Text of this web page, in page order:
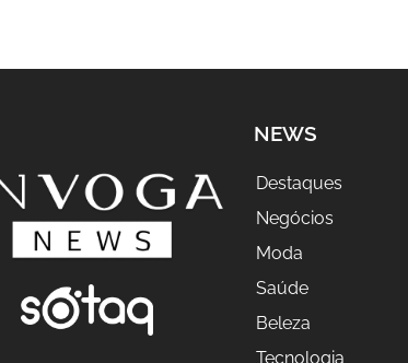
NEWS
Destaques
Negócios
Moda
Saúde
Beleza
Tecnologia